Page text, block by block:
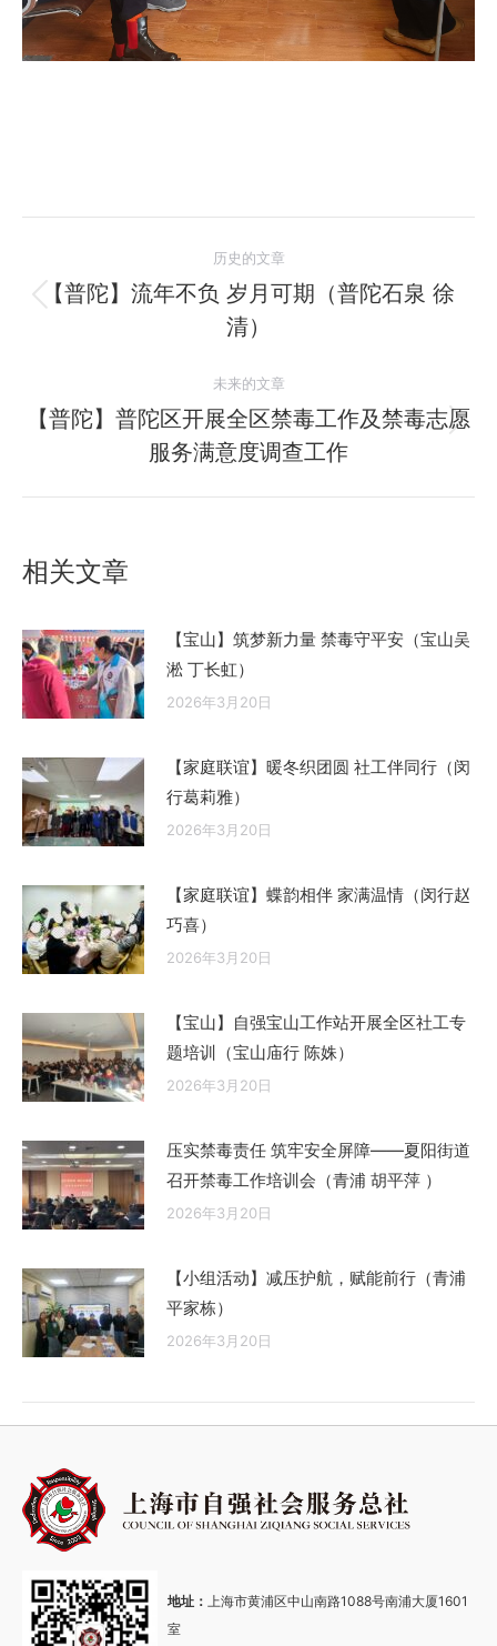
章
历史的文章
历
史
章：
【普陀】流年不负 岁月可期（普陀石泉 徐
清）
未来的文章
未
来
的
【普陀】普陀区开展全区禁毒工作及禁毒志愿
服务满意度调查工作
相关文章
【宝山】筑梦新力量 禁毒守平安（宝山吴
淞 丁长虹）
2026年3月20日
【家庭联谊】暖冬织团圆 社工伴同行（闵
行葛莉雅）
2026年3月20日
【家庭联谊】蝶韵相伴 家满温情（闵行赵
巧喜）
2026年3月20日
【宝山】自强宝山工作站开展全区社工专
题培训（宝山庙行 陈姝）
2026年3月20日
压实禁毒责任 筑牢安全屏障——夏阳街道
召开禁毒工作培训会（青浦 胡平萍 ）
2026年3月20日
【小组活动】减压护航，赋能前行（青浦
平家栋）
2026年3月20日
地址： 上海市黄浦区中山南路1088号南浦大厦1601
室